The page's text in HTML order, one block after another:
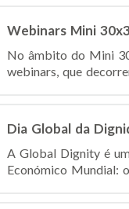
Webinars Mini
No âmbito do Mini
webinars, que
Dia Global da
A Global Dignity é
Económico Mundial: